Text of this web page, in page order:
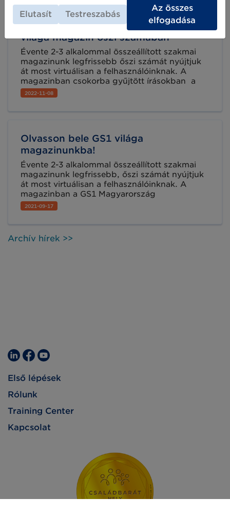
hírt, valamint a gyakorlati szabványalkalmazást
is segítjük könnyen érthető tartalmakkal.
Lapozzon bele digitális lapszámunkba most!
Olvassa el Ön is az egészségügyi
szektornak szóló híreinket a GS1
világa magazin őszi számában
Évente 2-3 alkalommal összeállított szakmai
magazinunk legfrissebb őszi számát nyújtjuk
át most virtuálisan a felhasználóinknak. A
magazinban csokorba gyűjtött írásokban a
GS1 Magyarország legaktuálisabb
tevékenységei mellett hamarosan
hírt, valamint a gyakorlati szabványalkalmazást
is segítjük könnyen érthető tartalmakkal.
Lapozzon bele digitális lapszámunkba most!
2022-11-08
Olvasson bele GS1 világa
magazinunkba!
Évente 2-3 alkalommal összeállított szakmai
magazinunk legfrissebb, őszi számát nyújtjuk
át most virtuálisan a felhasználóinknak. A
magazinban a GS1 Magyarország
legaktuálisabb tevékenységeiről, a
szabványalkalmazók érdeklődésére számot
gyakorlati szabványalkalmazást is segítjük
sikeres és érdekes példákkal.
2021-09-17
Archív hírek >>
Első lépések
Rólunk
Training Center
Kapcsolat
Elutasít Testreszabás
Az összes
elfogadása